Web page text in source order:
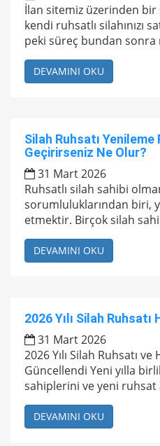
İlan sitemiz üzerinden
kendi ruhsatlı silahınızı
peki süreç bundan sonra
DEVAMINI OKU
Silah Ruhsatı Yenileme
Geçirirseniz Ne Olur?
31 Mart 2026
Ruhsatlı silah sahibi
sorumluluklarından biri,
etmektir. Birçok silah
DEVAMINI OKU
2026 Yılı Silah
31 Mart 2026
2026 Yılı Silah Ruhsatı
Güncellendi Yeni yılla
sahiplerini ve yeni ruhsat
DEVAMINI OKU